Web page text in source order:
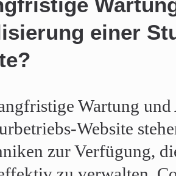
einer
Wartung
Website
zur Verfügung,